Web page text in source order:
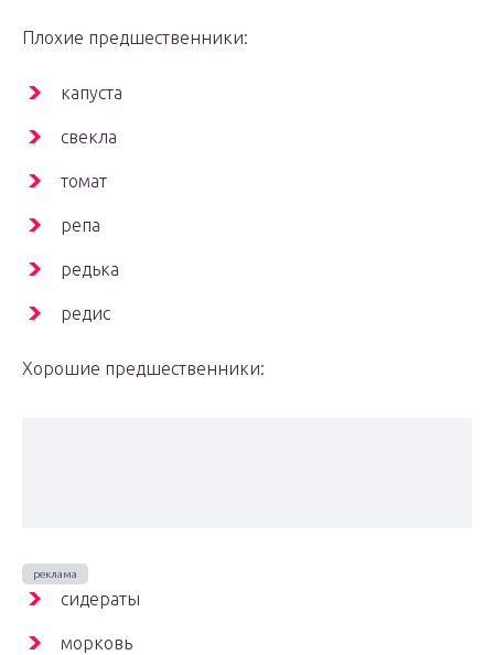
Плохие предшественники:
капуста
свекла
томат
репа
редька
редис
Хорошие предшественники:
сидераты
морковь